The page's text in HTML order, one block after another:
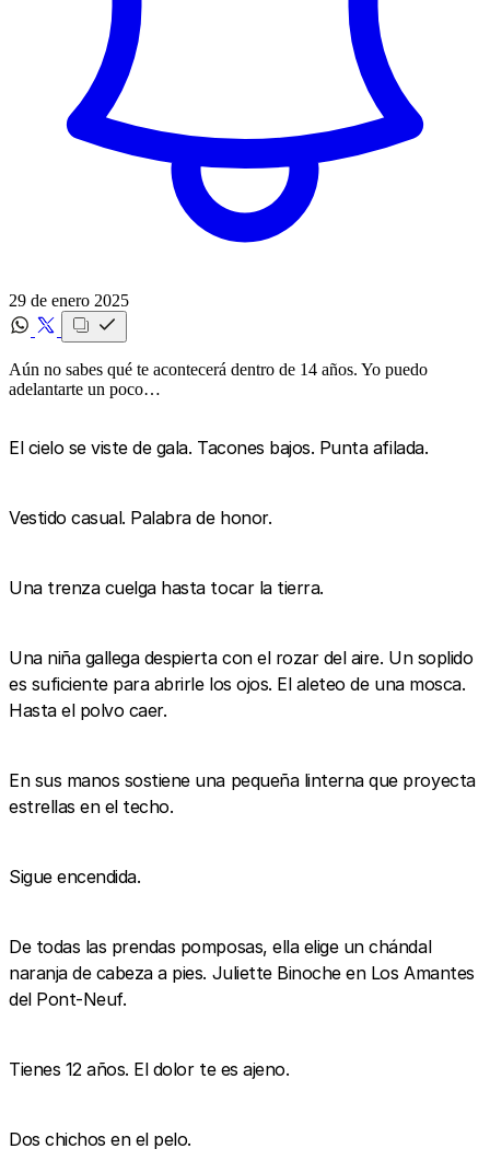
29 de enero 2025
Aún no sabes qué te acontecerá dentro de 14 años. Yo puedo
adelantarte un poco…
El cielo se viste de gala. Tacones bajos. Punta afilada.
Vestido casual. Palabra de honor.
Una trenza cuelga hasta tocar la tierra.
Una niña gallega despierta con el rozar del aire. Un soplido
es suficiente para abrirle los ojos. El aleteo de una mosca.
Hasta el polvo caer.
En sus manos sostiene una pequeña linterna que proyecta
estrellas en el techo.
Sigue encendida.
De todas las prendas pomposas, ella elige un chándal
naranja de cabeza a pies. Juliette Binoche en Los Amantes
del Pont-Neuf.
Tienes 12 años. El dolor te es ajeno.
Dos chichos en el pelo.